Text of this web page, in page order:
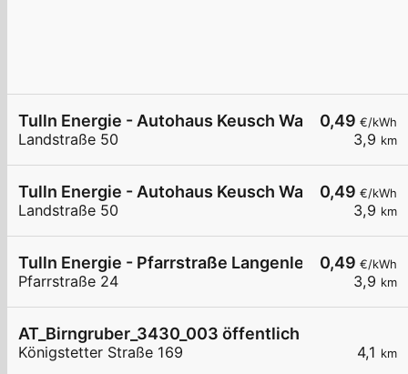
0,49 €/kWh
3,9 km
Tulln Energie - Autohaus Keusch Wallbox 4
Landstraße 50
0,49 €/kWh
3,9 km
Tulln Energie - Autohaus Keusch Wallbox 3
Landstraße 50
0,49 €/kWh
3,9 km
Tulln Energie - Pfarrstraße Langenlebarn
Pfarrstraße 24
4,1 km
AT_Birngruber_3430_003 öffentlich
Königstetter Straße 169